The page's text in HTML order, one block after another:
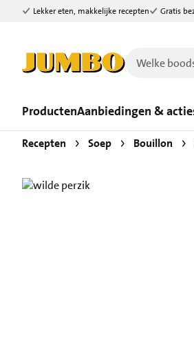
Ga naar zoeken
Ga naar hoofdinhoud
Lekker eten, makkelijke recepten Gratis
ProductenAanbiedingen &
Recepten Soep Bouillon